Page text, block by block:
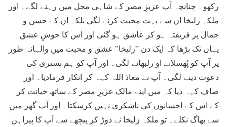
رکھو۔ چنانچہ آپ عزیزِ مصر کے شاہی محل میں رہنے لگے۔ اور
ملکہ زلیخا ان سے بہت محبت کرنے لگی بلکہ ان کے حسن و
جمال پر فریفتہ ہو کر عاشق ہو گئی اور اس کا جوشِ عشق
یہاں تک بڑھا کہ ایک دن ”زلیخا” عشق و محبت میں والہانہ طور
پر آپ کو پُھسلانے او رلبھانے لگی۔ اور آپ کو ہم بستری کی
دعوت دینے لگی۔ آپ نے معاذ اللہ کہہ کر انکار فرمادیا۔ اور
صاف کہہ دیا کہ میں اپنے مالک عزیزِ مصر کے ساتھ خیانت کر
کے اس کے احسانوں کی ناشکری نہیں کرسکتا۔ اور آپ گھر میں
سے بھاگ نکلے۔ تو ملکہ زلیخا نے دوڑ کر پیچھے سے آپ کا پیراہن